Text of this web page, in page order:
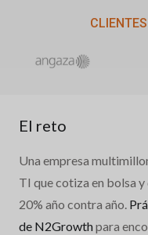
El reto
Una empresa
TI que cotiza en bolsa
20% año contra año.
de N2Growthpara